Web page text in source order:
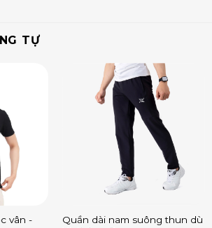
TỰ
vân -
Quần dài nam suông thun dù